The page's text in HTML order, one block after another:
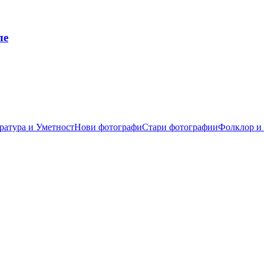
и УметностНови фотографиСтари фотографииФолклор и